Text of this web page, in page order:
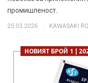
промишленост.
25.03.2026 . KAWASAKI